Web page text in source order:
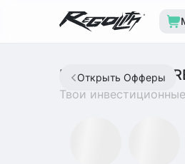
Открыть Офферы
МАРКЕТПЛЕЙС
Твои